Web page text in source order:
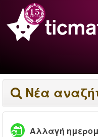
Νέα
Αλλαγή